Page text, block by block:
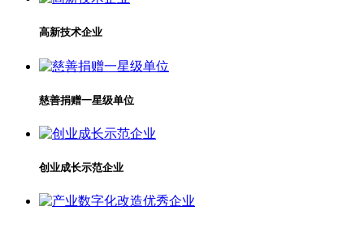
高新技术企业
慈善捐赠一星级单位
创业成长示范企业